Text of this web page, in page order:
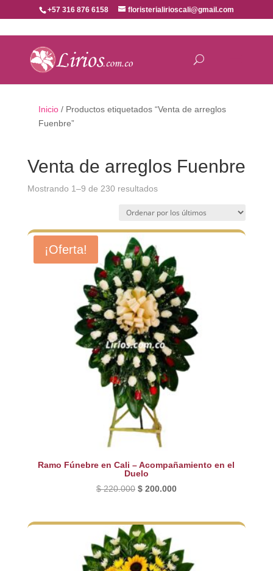
+57 316 876 6158 floristerialirioscali@gmail.com
Inicio/ Productos etiquetados “Venta de arreglos
Fuenbre”
Venta de arreglos Fuenbre
Mostrando 1–9 de 230 resultadosOrdenado
los
últimos
¡Oferta!
Ramo Fúnebre en Cali – Acompañamiento en el
Duelo
$220.000 El
era:
$ 220.000.
$200.000El